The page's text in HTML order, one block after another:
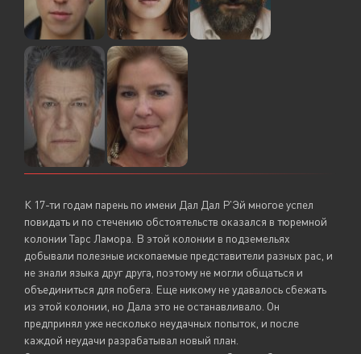
К 17-ти годам парень по имени Дал Дал Р'Эй многое успел
повидать и по стечению обстоятельств оказался в тюремной
колонии Тарс Ламора. В этой колонии в подземельях
добывали полезные ископаемые представители разных рас, и
не знали языка друг друга, поэтому не могли общаться и
объединиться для побега. Еще никому не удавалось сбежать
из этой колонии, но Дала это не останавливало. Он
предпринял уже несколько неудачных попыток, и после
каждой неудачи разрабатывал новый план.